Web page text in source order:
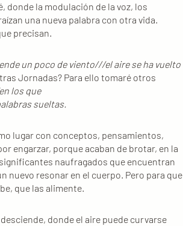
la modulación de la voz, los
una nueva palabra con otra vida.
precisan.
un poco de viento///el aire se ha vuelto
Jornadas? Para ello tomaré otros
los que
sueltas.
lugar con conceptos, pensamientos,
engarzar, porque acaban de brotar, en la
naufragados que encuentran
nuevo resonar en el cuerpo. Pero para que
que las alimente.
donde el aire puede curvarse